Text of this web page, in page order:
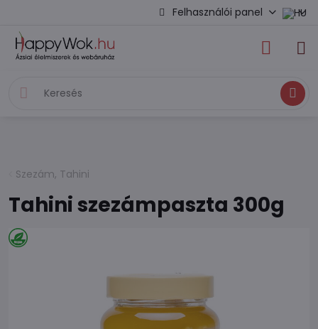
Felhasználói panel
Keresés
Szezám, Tahini
Tahini szezámpaszta 300g